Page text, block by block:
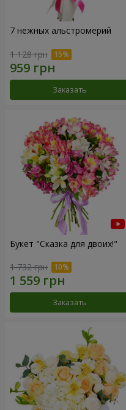
7 нежных альстромерий
1 128 грн
Заказать
Букет "Сказка для двоих!"
1 732 грн
Заказать